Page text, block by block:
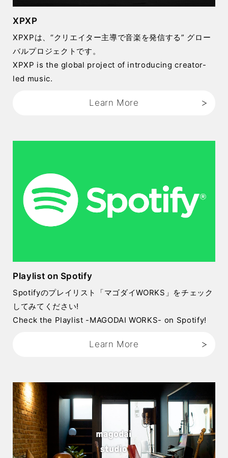
XPXP
XPXPは、“クリエイター主導で音楽を発信する” グロー
バルプロジェクトです。
XPXP is the global project of introducing creator-
led music.
Learn More
Playlist on Spotify
Spotifyのプレイリスト「マゴダイWORKS」をチェック
してみてください!
Check the Playlist -MAGODAI WORKS- on Spotify!
Learn More